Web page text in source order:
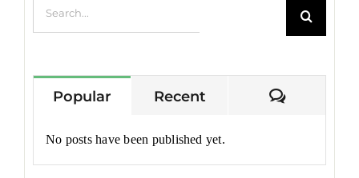
Popular Recent
No posts have been published yet.